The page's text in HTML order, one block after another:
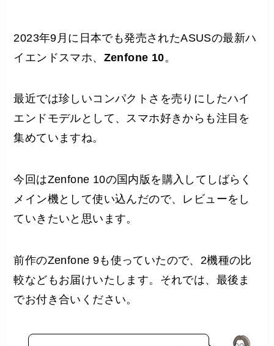
2023年9月に日本でも発売されたASUSの最新ハ
イエンドスマホ、 Zenfone 10。
最近では珍しいコンパクトさを売りにしたハイ
エンドモデルとして、スマホ好きからも注目を
集めていますね。
今回はZenfone 10の国内版を購入してしばらく
メイン機として使い込んだので、レビューをし
ていきたいと思います。
前作のZenfone 9も使っていたので、2機種の比
較などもお届けいたします。それでは、最後ま
でお付き合いください。